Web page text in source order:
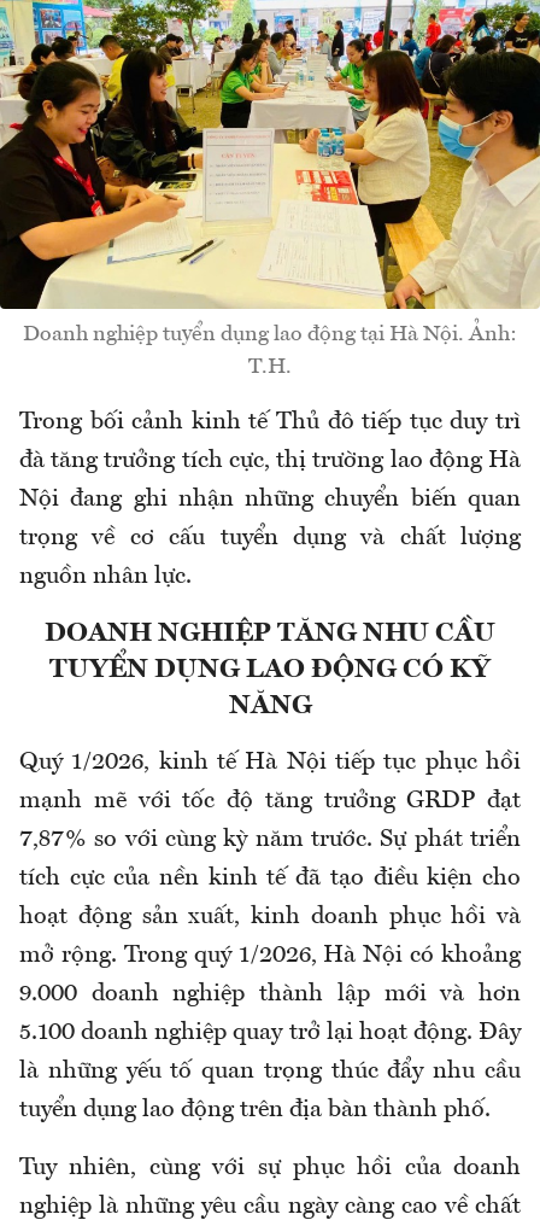
Doanh nghiệp tuyển dụng lao động tại Hà Nội. Ảnh:
T.H.
Trong bối cảnh kinh tế Thủ đô tiếp tục duy trì
đà tăng trưởng tích cực, thị trường lao động Hà
Nội đang ghi nhận những chuyển biến quan
trọng về cơ cấu tuyển dụng và chất lượng
nguồn nhân lực.
DOANH NGHIỆP TĂNG NHU CẦU
TUYỂN DỤNG LAO ĐỘNG CÓ KỸ
NĂNG
Quý 1/2026, kinh tế Hà Nội tiếp tục phục hồi
mạnh mẽ với tốc độ tăng trưởng GRDP đạt
7,87% so với cùng kỳ năm trước. Sự phát triển
tích cực của nền kinh tế đã tạo điều kiện cho
hoạt động sản xuất, kinh doanh phục hồi và
mở rộng. Trong quý 1/2026, Hà Nội có khoảng
9.000 doanh nghiệp thành lập mới và hơn
5.100 doanh nghiệp quay trở lại hoạt động. Đây
là những yếu tố quan trọng thúc đẩy nhu cầu
tuyển dụng lao động trên địa bàn thành phố.
Tuy nhiên, cùng với sự phục hồi của doanh
nghiệp là những yêu cầu ngày càng cao về chất